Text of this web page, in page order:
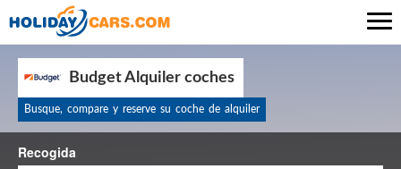
Budget Alquiler coches
Busque, compare y reserve su coche de alquiler
Recogida
